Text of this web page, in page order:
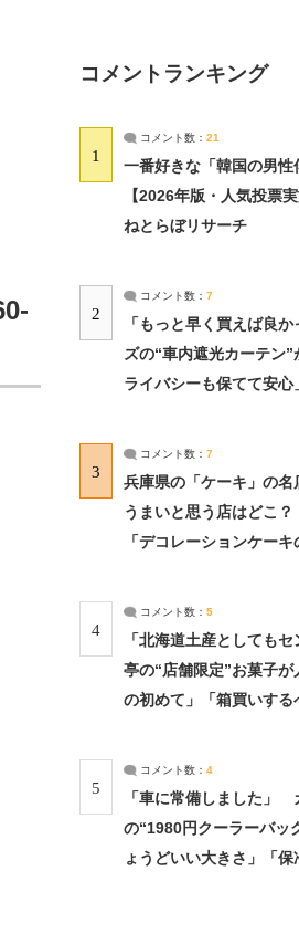
コメントランキング
1
コメント数： 21
一番好きな「韓国の男性
【2026年版・人気投票
ねとらぼリサーチ
2
コメント数： 7
「もっと早く買えば良
ズの“車内遮光カーテン
ライバシーも保てて安心
3
コメント数： 7
兵庫県の「ケーキ」の
うまいと思う店はどこ
「デコレーションケーキ
4
コメント数： 5
「北海道土産としても
亭の“店舗限定”お菓子
の初めて」「箱買いする
5
コメント数： 4
「車に常備しました」
の“1980円クーラーバ
ょうどいい大きさ」「